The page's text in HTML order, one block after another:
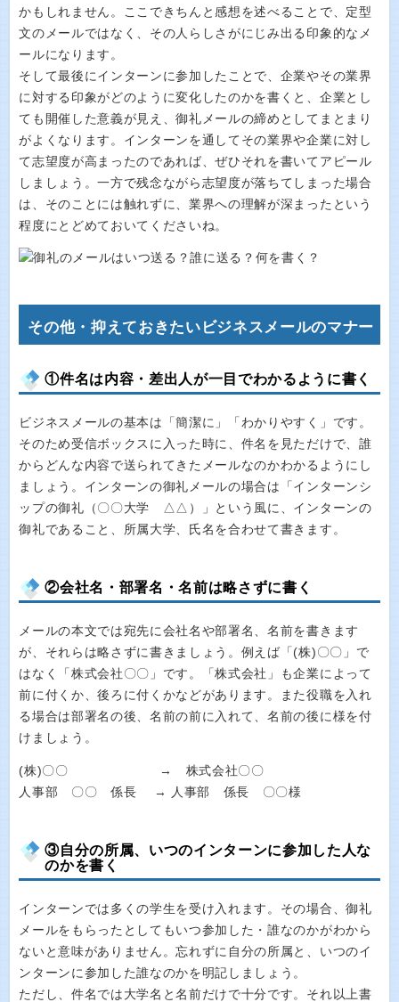
かもしれません。ここできちんと感想を述べることで、定型
文のメールではなく、その人らしさがにじみ出る印象的なメ
ールになります。
そして最後にインターンに参加したことで、企業やその業界
に対する印象がどのように変化したのかを書くと、企業とし
ても開催した意義が見え、御礼メールの締めとしてまとまり
がよくなります。インターンを通してその業界や企業に対し
て志望度が高まったのであれば、ぜひそれを書いてアピール
しましょう。一方で残念ながら志望度が落ちてしまった場合
は、そのことには触れずに、業界への理解が深まったという
程度にとどめておいてくださいね。
その他・抑えておきたいビジネスメールのマナー
①件名は内容・差出人が一目でわかるように書く
ビジネスメールの基本は「簡潔に」「わかりやすく」です。
そのため受信ボックスに入った時に、件名を見ただけで、誰
からどんな内容で送られてきたメールなのかわかるようにし
ましょう。インターンの御礼メールの場合は「インターンシ
ップの御礼（〇〇大学 △△）」という風に、インターンの
御礼であること、所属大学、氏名を合わせて書きます。
②会社名・部署名・名前は略さずに書く
メールの本文では宛先に会社名や部署名、名前を書きます
が、それらは略さずに書きましょう。例えば「(株)〇〇」で
はなく「株式会社〇〇」です。「株式会社」も企業によって
前に付くか、後ろに付くかなどがあります。また役職を入れ
る場合は部署名の後、名前の前に入れて、名前の後に様を付
けましょう。
(株)〇〇 → 株式会社〇〇
人事部 〇〇 係長 → 人事部 係長 〇〇様
③自分の所属、いつのインターンに参加した人な
のかを書く
インターンでは多くの学生を受け入れます。その場合、御礼
メールをもらったとしてもいつ参加した・誰なのかがわから
ないと意味がありません。忘れずに自分の所属と、いつのイ
ンターンに参加した誰なのかを明記しましょう。
ただし、件名では大学名と名前だけで十分です。それ以上書